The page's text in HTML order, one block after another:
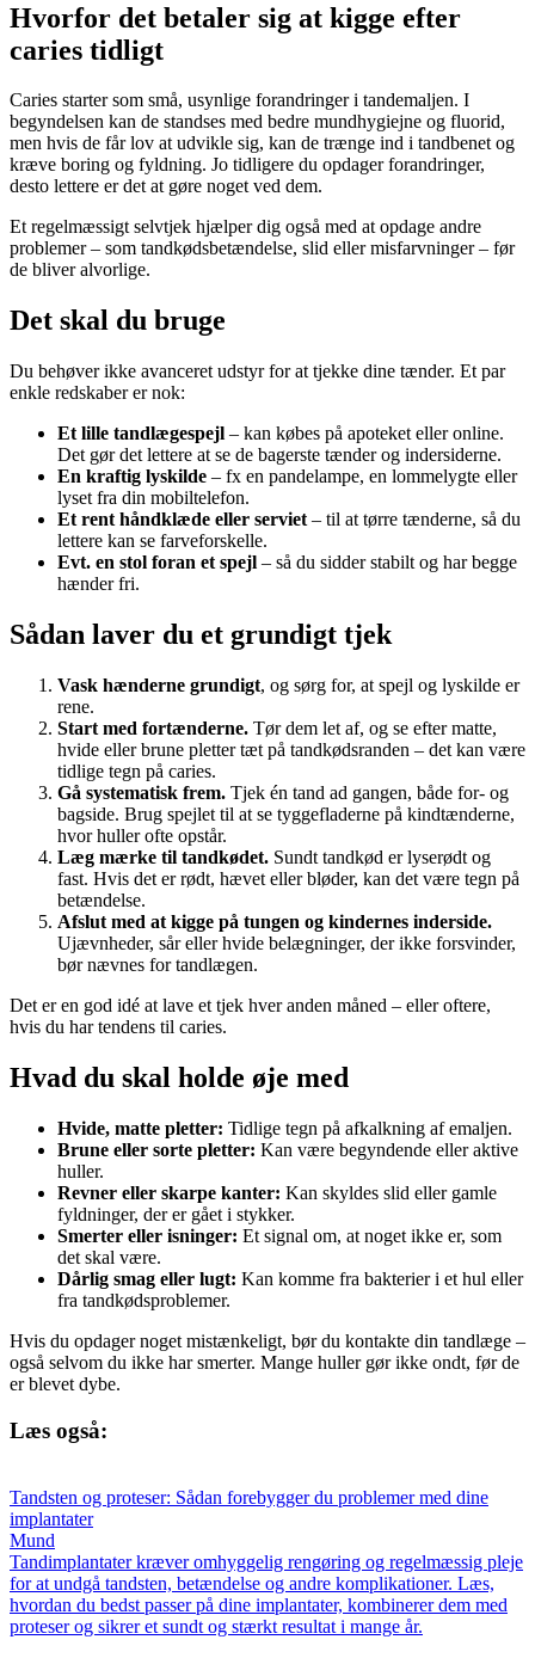
Hvorfor det betaler sig at kigge efter
caries tidligt
Caries starter som små, usynlige forandringer i tandemaljen. I
begyndelsen kan de standses med bedre mundhygiejne og fluorid,
men hvis de får lov at udvikle sig, kan de trænge ind i tandbenet og
kræve boring og fyldning. Jo tidligere du opdager forandringer,
desto lettere er det at gøre noget ved dem.
Et regelmæssigt selvtjek hjælper dig også med at opdage andre
problemer – som tandkødsbetændelse, slid eller misfarvninger – før
de bliver alvorlige.
Det skal du bruge
Du behøver ikke avanceret udstyr for at tjekke dine tænder. Et par
enkle redskaber er nok:
Et lille tandlægespejl – kan købes på apoteket eller online.
Det gør det lettere at se de bagerste tænder og indersiderne.
En kraftig lyskilde – fx en pandelampe, en lommelygte eller
lyset fra din mobiltelefon.
Et rent håndklæde eller serviet – til at tørre tænderne, så du
lettere kan se farveforskelle.
Evt. en stol foran et spejl – så du sidder stabilt og har begge
hænder fri.
Sådan laver du et grundigt tjek
Vask hænderne grundigt, og sørg for, at spejl og lyskilde er
rene.
Start med fortænderne. Tør dem let af, og se efter matte,
hvide eller brune pletter tæt på tandkødsranden – det kan være
tidlige tegn på caries.
Gå systematisk frem. Tjek én tand ad gangen, både for- og
bagside. Brug spejlet til at se tyggefladerne på kindtænderne,
hvor huller ofte opstår.
Læg mærke til tandkødet. Sundt tandkød er lyserødt og
fast. Hvis det er rødt, hævet eller bløder, kan det være tegn på
betændelse.
Afslut med at kigge på tungen og kindernes inderside.
Ujævnheder, sår eller hvide belægninger, der ikke forsvinder,
bør nævnes for tandlægen.
Det er en god idé at lave et tjek hver anden måned – eller oftere,
hvis du har tendens til caries.
Hvad du skal holde øje med
Hvide, matte pletter: Tidlige tegn på afkalkning af emaljen.
Brune eller sorte pletter: Kan være begyndende eller aktive
huller.
Revner eller skarpe kanter: Kan skyldes slid eller gamle
fyldninger, der er gået i stykker.
Smerter eller isninger: Et signal om, at noget ikke er, som
det skal være.
Dårlig smag eller lugt: Kan komme fra bakterier i et hul eller
fra tandkødsproblemer.
Hvis du opdager noget mistænkeligt, bør du kontakte din tandlæge –
også selvom du ikke har smerter. Mange huller gør ikke ondt, før de
er blevet dybe.
Læs også:
Tandsten og proteser: Sådan forebygger du problemer med dine
implantater
Mund
Tandimplantater kræver omhyggelig rengøring og regelmæssig pleje
for at undgå tandsten, betændelse og andre komplikationer. Læs,
hvordan du bedst passer på dine implantater, kombinerer dem med
proteser og sikrer et sundt og stærkt resultat i mange år.